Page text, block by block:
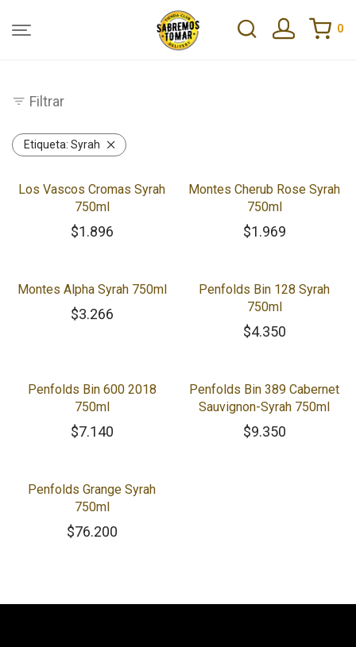
0
Filtrar
Etiqueta: Syrah
Los Vascos Cromas Syrah
750ml
$1.896
Montes Cherub Rose Syrah
750ml
$1.969
Montes Alpha Syrah 750ml
$3.266
Penfolds Bin 128 Syrah
750ml
$4.350
Penfolds Bin 600 2018
750ml
$7.140
Penfolds Bin 389 Cabernet
Sauvignon-Syrah 750ml
$9.350
Penfolds Grange Syrah
750ml
$76.200